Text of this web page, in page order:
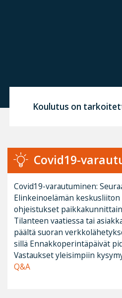
Koulutus on
Covid19-
Covid19-varautuminen:
Elinkeinoelämän
ohjeistukset paikkakunnittain
Tilanteen vaatiessa tai
päältä suoran
sillä Ennakkoperintäpäivät
Vastaukset yleisimpiin
Q&A